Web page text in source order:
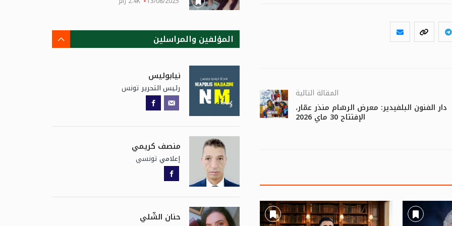
المقالة التالية
دار الفنون البلفيدير: معرض الرسّام منذر عمّار،
الإفتتاح 30 ماي 2026
المؤلفين والمراسلين
نيابوليس
رئيس التحرير تونس
منصف كريمي
إعلامي تونسي
حنان الشّلي